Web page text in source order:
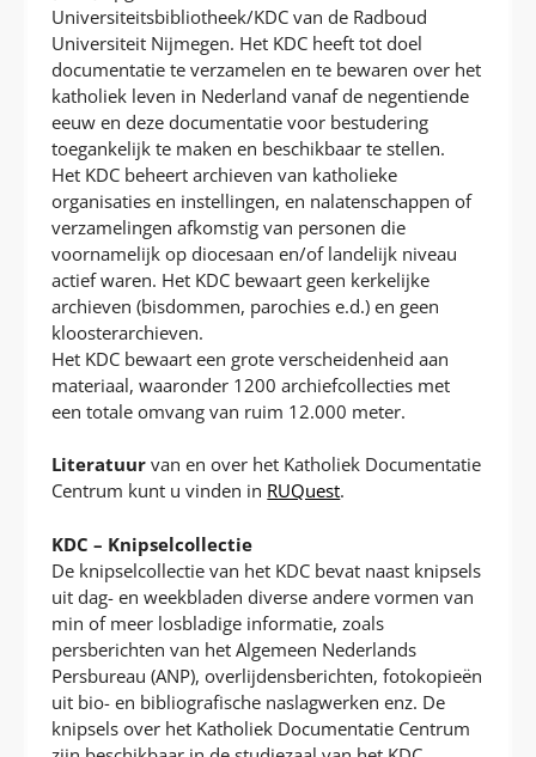
Universiteitsbibliotheek/KDC van de Radboud
Universiteit Nijmegen. Het KDC heeft tot doel
documentatie te verzamelen en te bewaren over het
katholiek leven in Nederland vanaf de negentiende
eeuw en deze documentatie voor bestudering
toegankelijk te maken en beschikbaar te stellen.
Het KDC beheert archieven van katholieke
organisaties en instellingen, en nalatenschappen of
verzamelingen afkomstig van personen die
voornamelijk op diocesaan en/of landelijk niveau
actief waren. Het KDC bewaart geen kerkelijke
archieven (bisdommen, parochies e.d.) en geen
kloosterarchieven.
Het KDC bewaart een grote verscheidenheid aan
materiaal, waaronder 1200 archiefcollecties met
een totale omvang van ruim 12.000 meter.
Literatuur van en over het Katholiek Documentatie
Centrum kunt u vinden in RUQuest.
KDC – Knipselcollectie
De knipselcollectie van het KDC bevat naast knipsels
uit dag- en weekbladen diverse andere vormen van
min of meer losbladige informatie, zoals
persberichten van het Algemeen Nederlands
Persbureau (ANP), overlijdensberichten, fotokopieën
uit bio- en bibliografische naslagwerken enz. De
knipsels over het Katholiek Documentatie Centrum